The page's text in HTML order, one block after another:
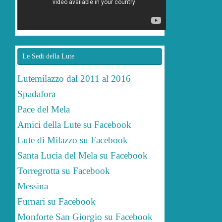
Le Sedi della Lute
Lutemilazzo dal 2011 al 2016
Spadafora
Pace del Mela
Amici della Lute su Facebook
Lute di Milazzo su Facebook
Santa Lucia del Mela su Facebook
Torregrotta su Facebook
Messina
Furnari su Facebook
Monforte San Giorgio su Facebook